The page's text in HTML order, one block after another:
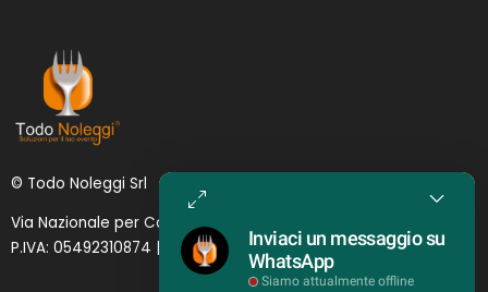
© Todo Noleggi Srl
Via Nazionale per Catania, 6 | 95024 - Acireale (CT)
P.IVA: 05492310874 | SDI: MJ1 O YNU (Lettera )
Inviaci un messaggio su
WhatsApp
Siamo attualmente offline